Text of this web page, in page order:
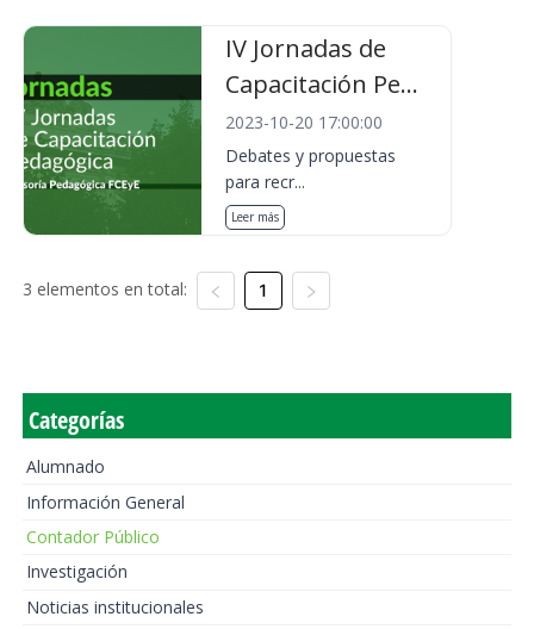
IV Jornadas de
Capacitación Pe...
2023-10-20 17:00:00
Debates y propuestas
para recr...
Leer más
3 elementos en total: 1
Categorías
Alumnado
Información General
Contador Público
Investigación
Noticias institucionales